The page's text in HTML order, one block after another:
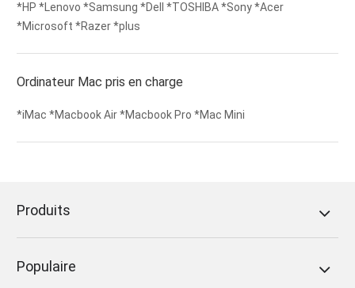
*HP *Lenovo *Samsung *Dell *TOSHIBA *Sony *Acer
*Microsoft *Razer *plus
Ordinateur Mac pris en charge
*iMac *Macbook Air *Macbook Pro *Mac Mini
Produits
Populaire